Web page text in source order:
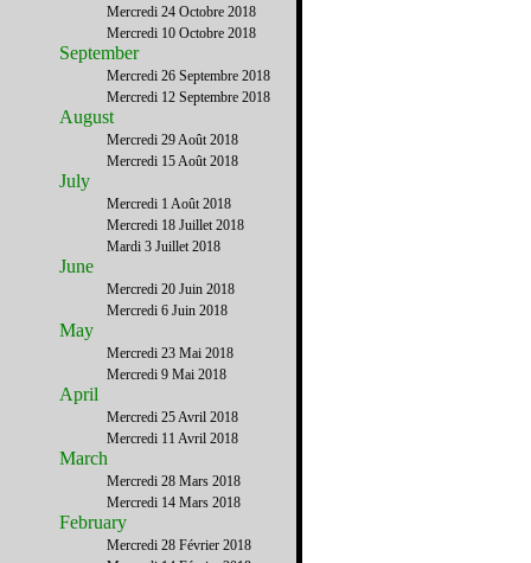
Mercredi 24 Octobre 2018
Mercredi 10 Octobre 2018
September
Mercredi 26 Septembre 2018
Mercredi 12 Septembre 2018
August
Mercredi 29 Août 2018
Mercredi 15 Août 2018
July
Mercredi 1 Août 2018
Mercredi 18 Juillet 2018
Mardi 3 Juillet 2018
June
Mercredi 20 Juin 2018
Mercredi 6 Juin 2018
May
Mercredi 23 Mai 2018
Mercredi 9 Mai 2018
April
Mercredi 25 Avril 2018
Mercredi 11 Avril 2018
March
Mercredi 28 Mars 2018
Mercredi 14 Mars 2018
February
Mercredi 28 Février 2018